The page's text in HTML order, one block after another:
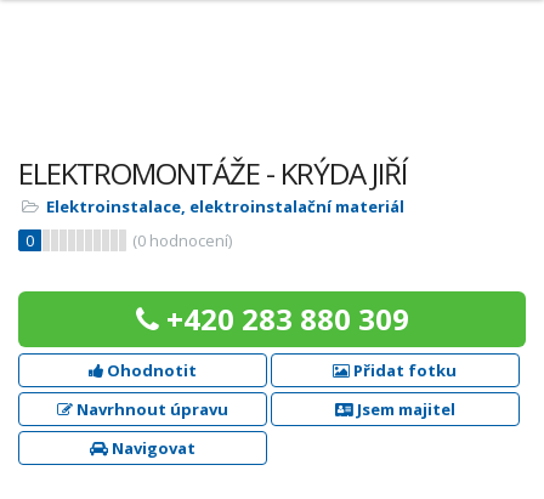
ELEKTROMONTÁŽE - KRÝDA JIŘÍ
Elektroinstalace, elektroinstalační materiál
0
(0 hodnocení)
+420 283 880 309
Ohodnotit
Přidat fotku
Navrhnout úpravu
Jsem majitel
Navigovat